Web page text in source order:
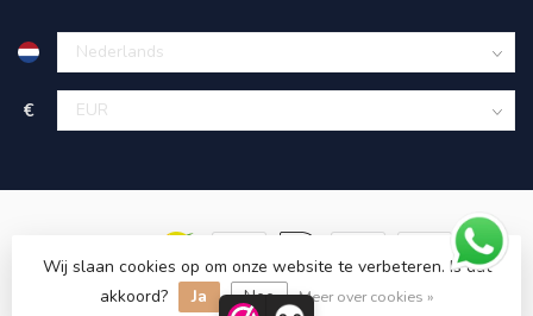
€
© Copyright 2026 KING Microschroeven
Wij slaan cookies op om onze website te verbeteren. Is dat
akkoord?
Ja Nee Meer over cookies »